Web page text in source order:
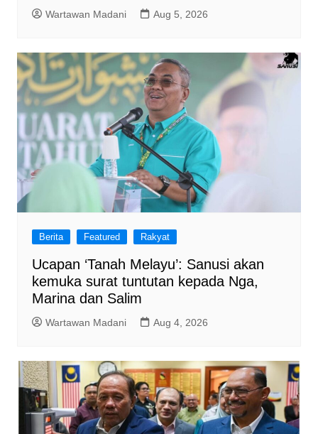
Wartawan Madani Aug 5, 2026
Berita Featured Rakyat
Ucapan ‘Tanah Melayu’: Sanusi akan
kemuka surat tuntutan kepada Nga,
Marina dan Salim
Wartawan Madani Aug 4, 2026